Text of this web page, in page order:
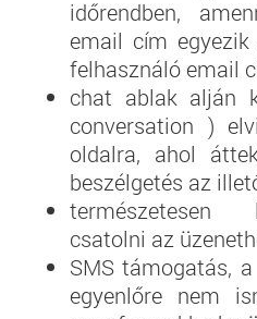
időrendben,
email cím egyezik
felhasználó email
chat ablak alján
conversation )
oldalra, ahol
beszélgetés az
csatolni az
SMS támogatás,
egyenlőre nem